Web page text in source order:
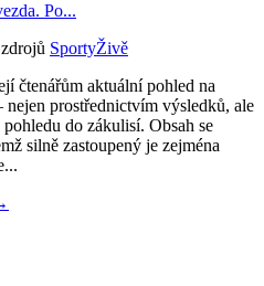
Po...
SportyŽivě
čtenářům aktuální pohled na
nejen prostřednictvím výsledků, ale
do zákulisí. Obsah se
silně zastoupený je zejména